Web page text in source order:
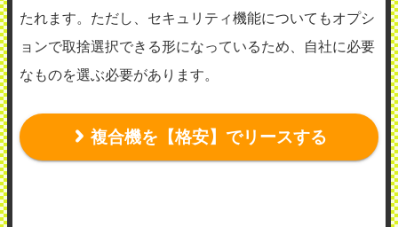
たれます。ただし、セキュリティ機能についてもオプシ
ョンで取捨選択できる形になっているため、自社に必要
なものを選ぶ必要があります。
複合機を【格安】でリースする